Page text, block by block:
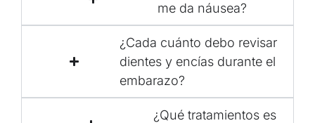
me da náusea?
¿Cada cuánto debo revisar
dientes y encías durante el
embarazo?
¿Qué tratamientos es